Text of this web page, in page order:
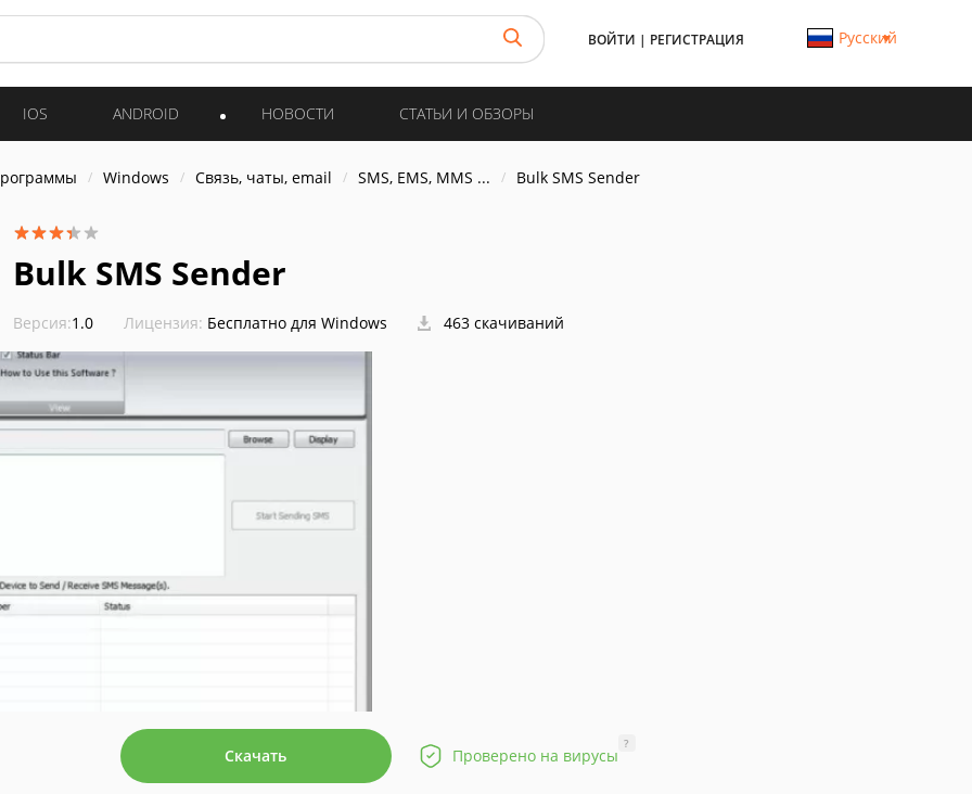
ВОЙТИ | РЕГИСТРАЦИЯ Русский
IOS ANDROID НОВОСТИ СТАТЬИ И ОБЗОРЫ
Windows Связь, чаты, email SMS, EMS, MMS ... Bulk SMS Sender
Bulk SMS Sender
Версия:1.0 Лицензия: Бесплатно для Windows 463 скачиваний
Скачать Проверено на вирусы
?